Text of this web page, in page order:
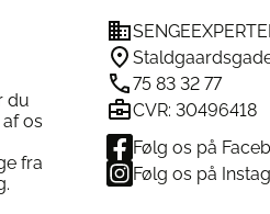
Varm Dobbeltdyne:
du
os
fra
75 83 32 77
CVR: 30496418
Følg os på
Følg os på